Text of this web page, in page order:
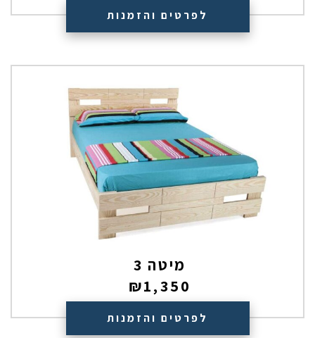
לפרטים והזמנות
מיטה 3
₪1,350
לפרטים והזמנות